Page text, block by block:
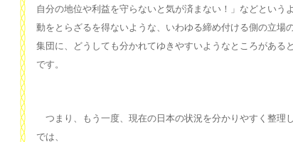
自分の地位や利益を守らないと気が済まない！」などという
動をとらざるを得ないような、いわゆる締め付ける側の立場
集団に、どうしても分かれてゆきやすいようなところがある
です。
つまり、もう一度、現在の日本の状況を分かりやすく整理
では、